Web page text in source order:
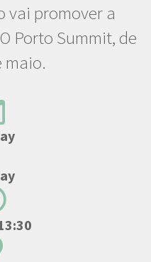
vai promover a
Porto Summit, de
maio.